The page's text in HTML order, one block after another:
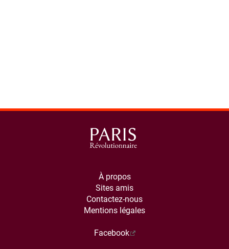
À propos
Sites amis
Contactez-nous
Mentions légales
Facebook